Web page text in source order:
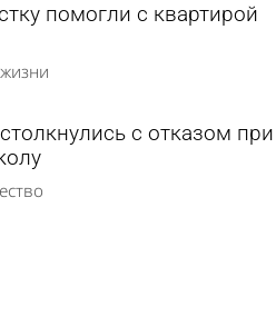
помогли с квартирой
с отказом при